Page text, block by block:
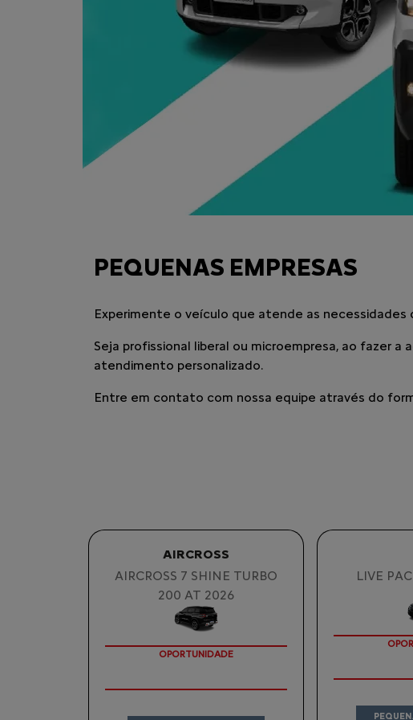
PEQUENAS EMPRESAS
Experimente o veículo que atende as necessidades
Seja profissional liberal ou microempresa, ao fazer
atendimento personalizado.
Entre em contato com nossa equipe através do
AIRCROSS
AIRCROSS 7 SHINE TURBO
200 AT 2026
OPORTUNIDADE
LIVE